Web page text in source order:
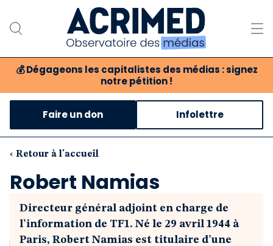
💰 Dégageons les capitalistes des médias : signez
notre pétition !
Notre association
Notre critique des médias
Nos propositions
Notre revue
Boutique
Faire un don Infolettre
‹ Retour à l'accueil
Robert Namias
Directeur général adjoint en charge de
l’information de TF1. Né le 29 avril 1944 à
Paris, Robert Namias est titulaire d’une